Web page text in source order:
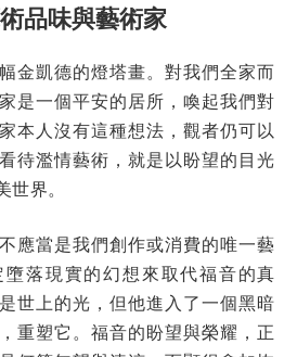
品味與藝術家
金凱德的燈塔畫。對我們全家而
是一個平安的居所，喚起我們對
本人沒有這種想法，觀者仍可以
待濫情藝術，就是以盼望的目光
界。
應當是我們創作或消費的唯一藝
落現實的幻想來取代福音的真
世上的光，但他進入了一個黑暗
重塑它。福音的盼望與榮耀，正